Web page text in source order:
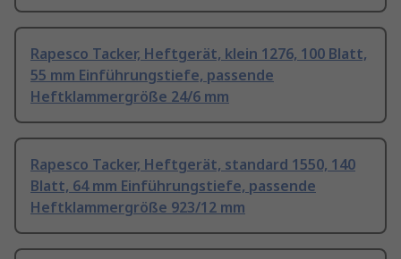
Rapesco Tacker, Heftgerät, klein 1276, 100 Blatt,
55 mm Einführungstiefe, passende
Heftklammergröße 24/6 mm
Rapesco Tacker, Heftgerät, standard 1550, 140
Blatt, 64 mm Einführungstiefe, passende
Heftklammergröße 923/12 mm